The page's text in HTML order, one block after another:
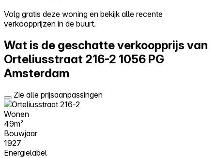
Log in
Probeer Walter gratis
Volg gratis deze woning en bekijk alle recente
verkoopprijzen in de buurt.
Wat is de geschatte verkoopprijs van
Orteliusstraat 216-2 1056 PG
Amsterdam
Zie alle prijsaanpassingen
Wonen
49m²
Bouwjaar
1927
Energielabel